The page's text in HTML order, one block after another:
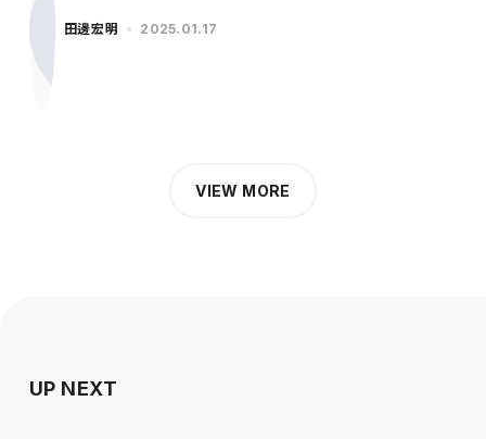
田邊宏明 2025.01.17
VIEW MORE
UP NEXT